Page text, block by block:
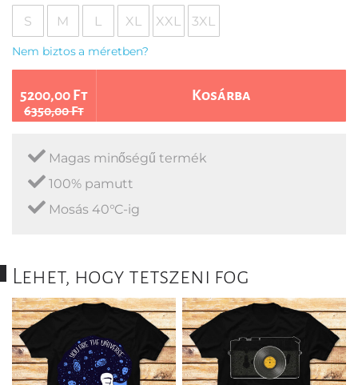
S M L XL XXL 3XL
Nem biztos a méretben?
5200,00 Ft
6350,00 Ft
Kosárba
Magas minőségű termék
100% pamutt
Mosás 40°C-ig
Lehet, hogy tetszeni fog